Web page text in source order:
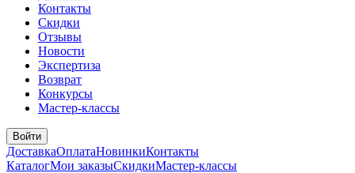
Контакты
Скидки
Отзывы
Новости
Экспертиза
Возврат
Конкурсы
Мастер-классы
Войти
ДоставкаОплатаНовинкиКонтакты
КаталогМои заказыСкидкиМастер-классы